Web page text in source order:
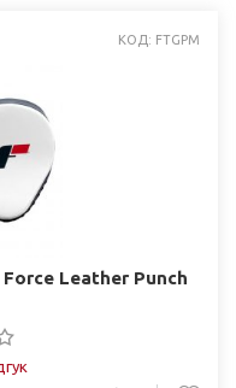
КОД: FTGPM
Leather Punch